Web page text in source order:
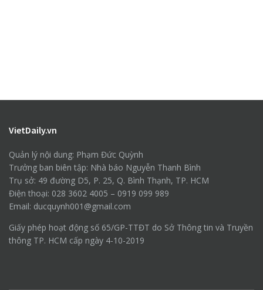
VietDaily.vn
Quản lý nội dung: Phạm Đức Quỳnh
Trưởng ban biên tập: Nhà báo Nguyễn Thanh Bình
Trụ sở: 49 đường D5, P. 25, Q. Bình Thạnh, TP. HCM
Điện thoại: 028 3602 4005 – 0919 099 989
Email: ducquynh001@gmail.com
Giấy phép hoạt động số 65/GP-TTĐT do Sở Thông tin và Truyền
thông TP. HCM cấp ngày 4-10-2019